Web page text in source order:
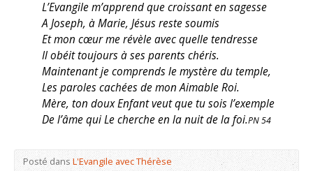
L’Evangile m’apprend que croissant en sagesse
A Joseph, à Marie, Jésus reste soumis
Et mon cœur me révèle avec quelle tendresse
Il obéit toujours à ses parents chéris.
Maintenant je comprends le mystère du temple,
Les paroles cachées de mon Aimable Roi.
Mère, ton doux Enfant veut que tu sois l’exemple
De l’âme qui Le cherche en la nuit de la foi.PN 54
Posté dansL'Evangile avec Thérèse